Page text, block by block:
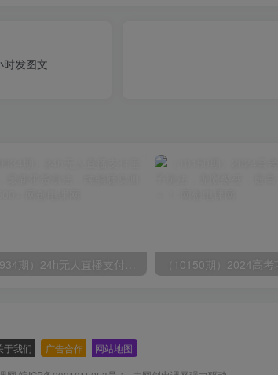
时发图文
（9934期）24h无人直播支付宝项目，最新带货玩法，纯躺赚实测日入500+
于我们 广告合作 网站地图